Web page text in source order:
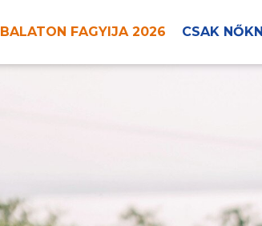
BALATON FAGYIJA 2026 CSAK